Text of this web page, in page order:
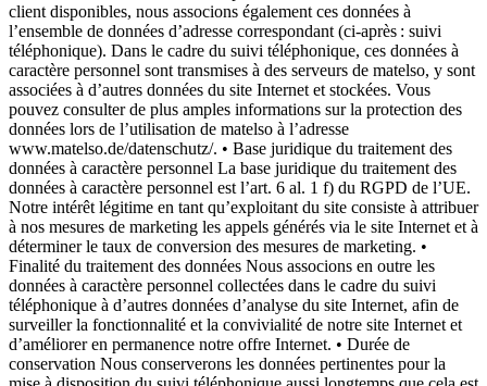
client disponibles, nous associons également ces données à
l’ensemble de données d’adresse correspondant (ci-après : suivi
téléphonique). Dans le cadre du suivi téléphonique, ces données à
caractère personnel sont transmises à des serveurs de matelso, y sont
associées à d’autres données du site Internet et stockées. Vous
pouvez consulter de plus amples informations sur la protection des
données lors de l’utilisation de matelso à l’adresse
www.matelso.de/datenschutz/. • Base juridique du traitement des
données à caractère personnel La base juridique du traitement des
données à caractère personnel est l’art. 6 al. 1 f) du RGPD de l’UE.
Notre intérêt légitime en tant qu’exploitant du site consiste à attribuer
à nos mesures de marketing les appels générés via le site Internet et à
déterminer le taux de conversion des mesures de marketing. •
Finalité du traitement des données Nous associons en outre les
données à caractère personnel collectées dans le cadre du suivi
téléphonique à d’autres données d’analyse du site Internet, afin de
surveiller la fonctionnalité et la convivialité de notre site Internet et
d’améliorer en permanence notre offre Internet. • Durée de
conservation Nous conserverons les données pertinentes pour la